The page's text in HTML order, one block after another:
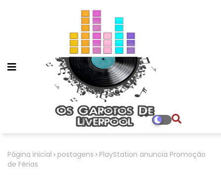
Página inicial postagens
PlayStation anuncia Promoção
de Férias